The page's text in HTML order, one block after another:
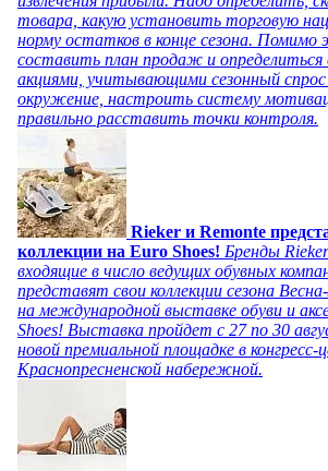
товара, какую установить торговую
норму остатков в конце сезона. Помимо
составить план продаж и
акциями, учитывающими сезонный спрос
окружение, настроить систему
правильно расставить точки контроля.
Rieker и Remonte
коллекции на Euro Shoes! Бренды
входящие в число ведущих обувных
представят свои коллекции сезона
на международной выставке обуви и
Shoes! Выставка пройдет c 27 по 30
новой премиальной площадке в
Краснопресненской набережной.